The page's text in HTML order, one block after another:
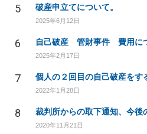
5 破産申立てについて。
2025年6月12日
6 自己破産 管財事件 費用に
2025年2月17日
7 個人の２回目の自己破産をす
2022年1月28日
8 裁判所からの取下通知、今後
2020年11月21日